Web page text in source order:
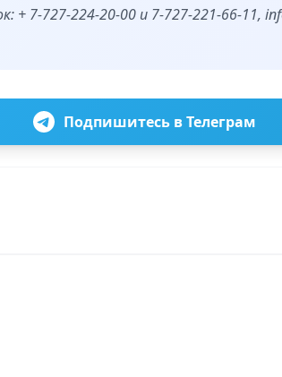
+ 7-727-224-20-00 и 7-727-221-66-11,
Подпишитесь в Телеграм